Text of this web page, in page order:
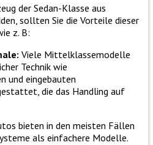
der Sedan-Klasse aus
sollten Sie die Vorteile dieser
z. B:
Viele Mittelklassemodelle
Technik wie
und eingebauten
die das Handling auf
bieten in den meisten Fällen
als einfachere Modelle.